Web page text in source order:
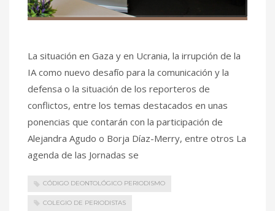
La situación en Gaza y en Ucrania, la irrupción de la
IA como nuevo desafío para la comunicación y la
defensa o la situación de los reporteros de
conflictos, entre los temas destacados en unas
ponencias que contarán con la participación de
Alejandra Agudo o Borja Díaz-Merry, entre otros La
agenda de las Jornadas se
CÓDIGO DEONTOLÓGICO PERIODISMO
COLEGIO DE PERIODISTAS